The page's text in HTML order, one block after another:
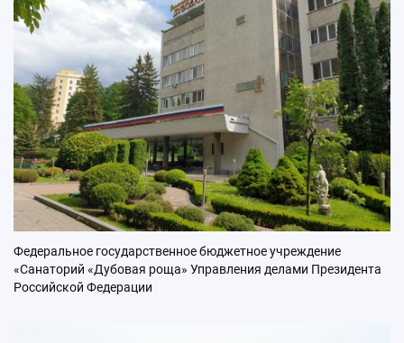
Федеральное государственное бюджетное учреждение
«Санаторий «Дубовая роща» Управления делами Президента
Российской Федерации